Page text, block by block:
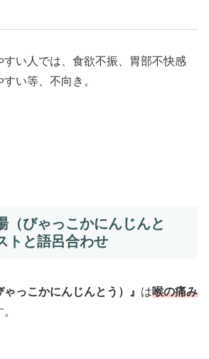
すい人では、食欲不振、胃部不快感
い等、不向き。
（びゃっこかにんじんと
トと語呂合わせ
ゃっこかにんじんとう）』 は喉の痛み